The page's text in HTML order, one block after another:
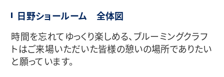
日野ショールーム 全体図
時間を忘れてゆっくり楽しめる、ブルーミングクラフ
トはご来場いただいた皆様の憩いの場所でありたい
と願っています。